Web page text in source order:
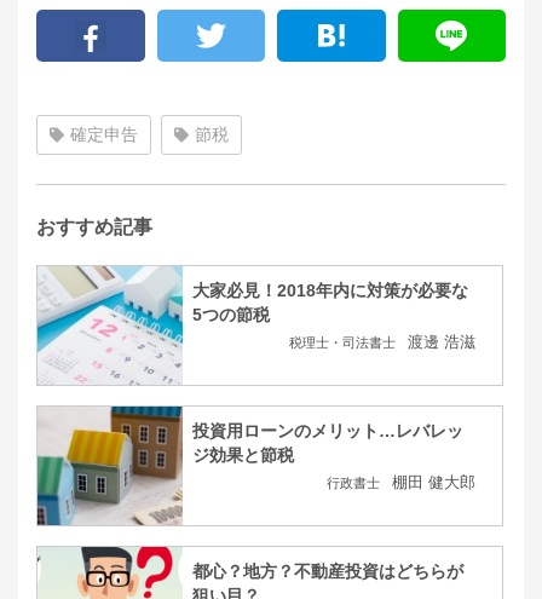
確定申告 節税
おすすめ記事
大家必見！2018年内に対策が必要な
5つの節税
税理士・司法書士 渡邊 浩滋
投資用ローンのメリット…レバレッ
ジ効果と節税
行政書士 棚田 健大郎
都心？地方？不動産投資はどちらが